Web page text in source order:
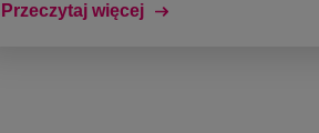
Przeczytaj więcej